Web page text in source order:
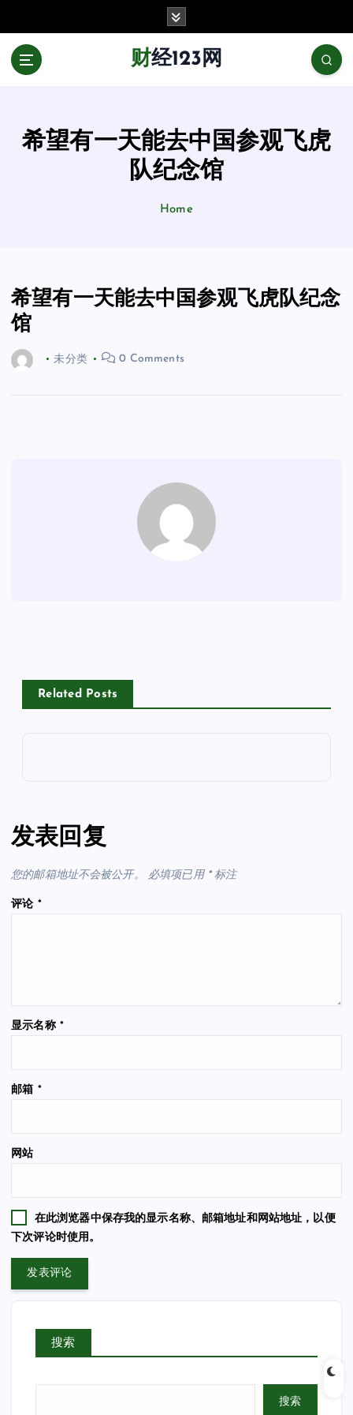
财经123网
希望有一天能去中国参观飞虎
队纪念馆
Home
希望有一天能去中国参观飞虎队纪念
馆
未分类 0 Comments
Related Posts
发表回复
您的邮箱地址不会被公开。 必填项已用 *标注
评论 *
显示名称 *
邮箱 *
网站
在此浏览器中保存我的显示名称、邮箱地址和网站地址，以便
下次评论时使用。
搜索
搜索